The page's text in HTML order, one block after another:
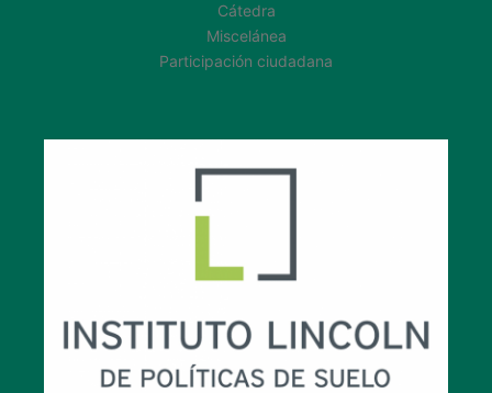
Cátedra
Miscelánea
Participación ciudadana